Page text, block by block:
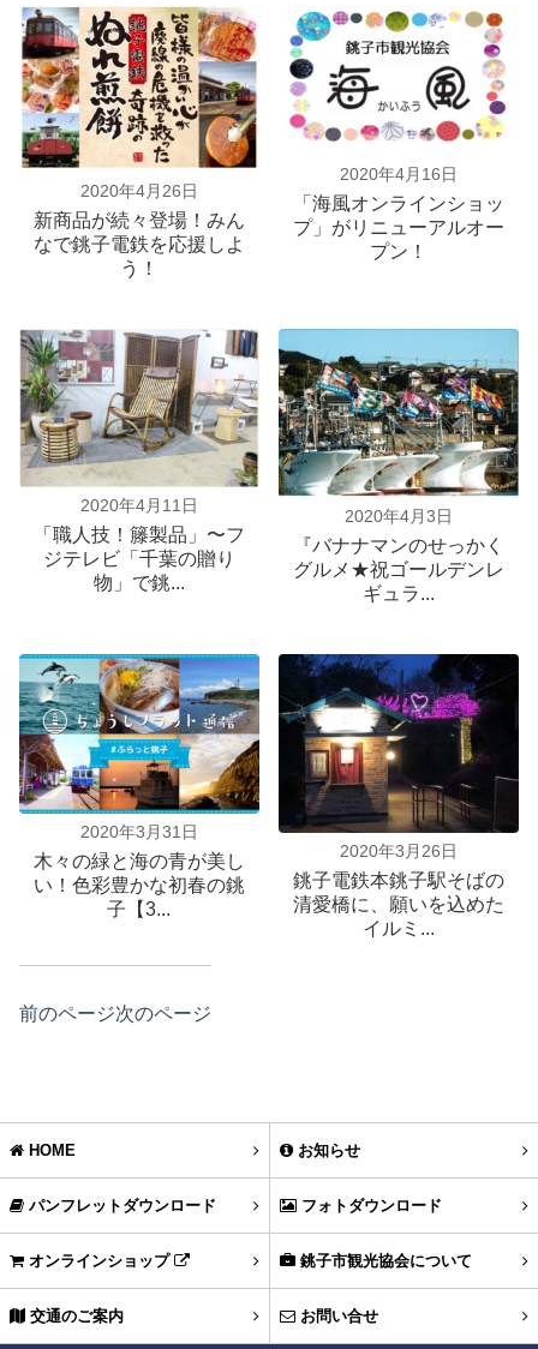
2020年4月26日
新商品が続々登場！みん
なで銚子電鉄を応援しよ
う！
2020年4月16日
「海風オンラインショッ
プ」がリニューアルオー
プン！
2020年4月11日
「職人技！籐製品」〜フ
ジテレビ「千葉の贈り
物」で銚...
2020年4月3日
『バナナマンのせっかく
グルメ★祝ゴールデンレ
ギュラ...
2020年3月31日
木々の緑と海の青が美し
い！色彩豊かな初春の銚
子【3...
2020年3月26日
銚子電鉄本銚子駅そばの
清愛橋に、願いを込めた
イルミ...
前のページ次のページ
HOME お知らせ
パンフレットダウンロード フォトダウンロード
オンラインショップ 銚子市観光協会について
交通のご案内 お問い合せ